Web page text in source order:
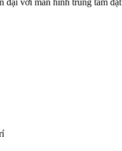
đại với màn hình trung tâm